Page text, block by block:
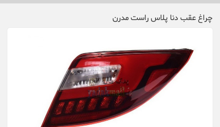
چراغ عقب دنا پلاس راست مدرن